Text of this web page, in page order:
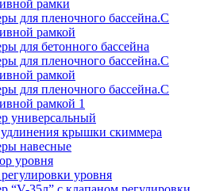
рамки
для пленочного бассейна.С
рамкой
для бетонного бассейна
для пленочного бассейна.С
рамкой
для пленочного бассейна.С
рамкой 1
универсальный
крышки скиммера
навесные
уровня
уровня